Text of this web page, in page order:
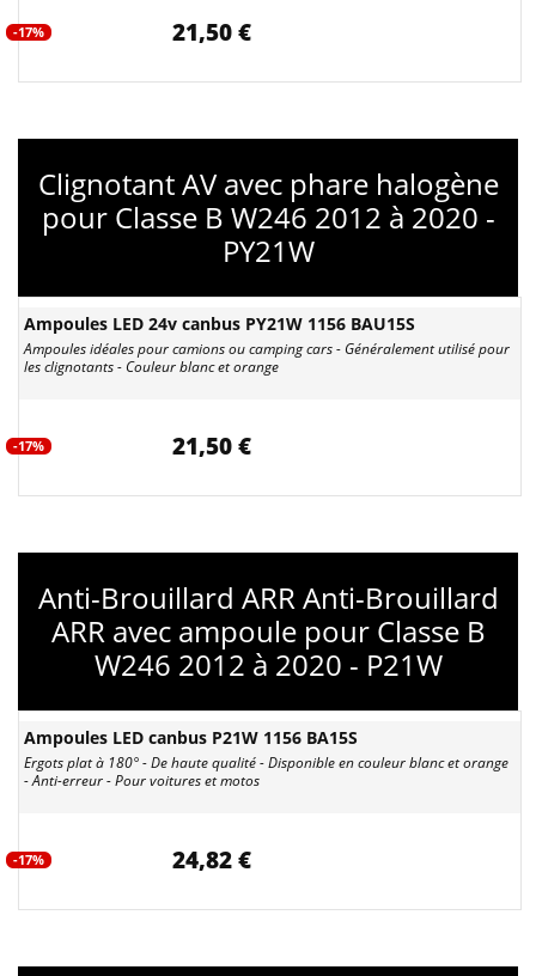
-17% 21,50 €
Clignotant AV avec phare halogène
pour Classe B W246 2012 à 2020 -
PY21W
Ampoules LED 24v canbus PY21W 1156 BAU15S
Ampoules idéales pour camions ou camping cars - Généralement utilisé pour
les clignotants - Couleur blanc et orange
-17% 21,50 €
Anti-Brouillard ARR Anti-Brouillard
ARR avec ampoule pour Classe B
W246 2012 à 2020 - P21W
Ampoules LED canbus P21W 1156 BA15S
Ergots plat à 180° - De haute qualité - Disponible en couleur blanc et orange
- Anti-erreur - Pour voitures et motos
-17% 24,82 €